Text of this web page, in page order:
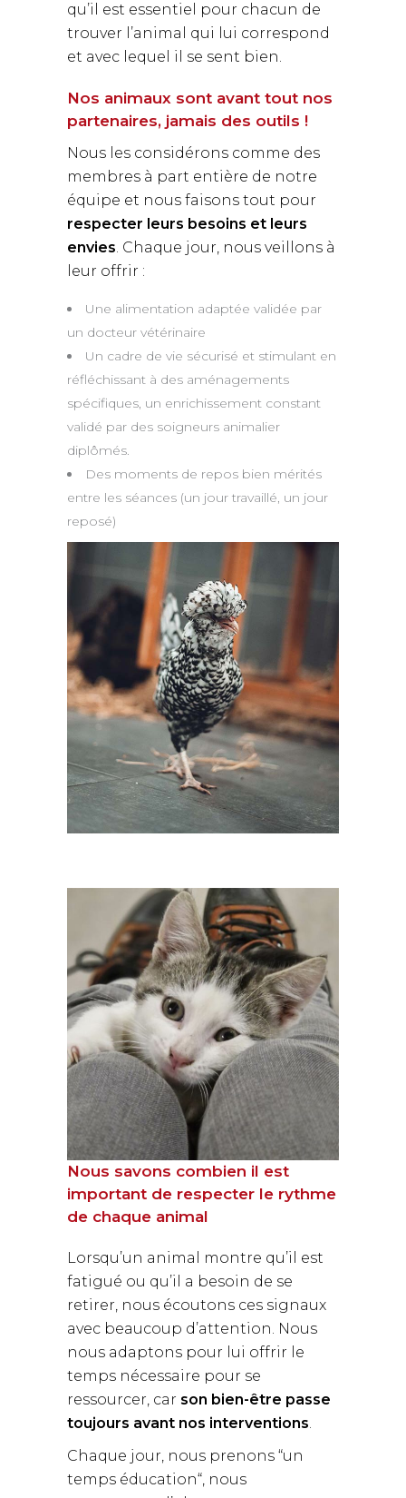
qu’il est essentiel pour chacun de
trouver l’animal qui lui correspond
et avec lequel il se sent bien.
Nos animaux sont avant tout nos
partenaires, jamais des outils !
Nous les considérons comme des
membres à part entière de notre
équipe et nous faisons tout pour
respecter leurs besoins et leurs
envies. Chaque jour, nous veillons à
leur offrir :
Une alimentation adaptée validée par
un docteur vétérinaire
Un cadre de vie sécurisé et stimulant en
réfléchissant à des aménagements
spécifiques, un enrichissement constant
validé par des soigneurs animalier
diplômés.
Des moments de repos bien mérités
entre les séances (un jour travaillé, un jour
reposé)
Nous savons combien il est
important de respecter le rythme
de chaque animal
Lorsqu’un animal montre qu’il est
fatigué ou qu’il a besoin de se
retirer, nous écoutons ces signaux
avec beaucoup d’attention. Nous
nous adaptons pour lui offrir le
temps nécessaire pour se
ressourcer, car son bien-être passe
toujours avant nos interventions.
Chaque jour, nous prenons “un
temps éducation“, nous